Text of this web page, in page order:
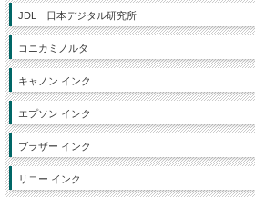
JDL 日本デジタル研究所
コニカミノルタ
キャノン インク
エプソン インク
ブラザー インク
リコー インク